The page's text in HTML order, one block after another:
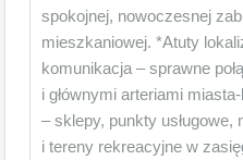
spokojnej, nowoczesnej
mieszkaniowej. *Atuty
komunikacja – sprawne
i głównymi arteriami
– sklepy, punkty usługowe,
i tereny rekreacyjne w